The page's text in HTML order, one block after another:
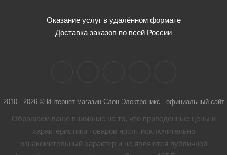
Оказание услуг в удалённом формате
Доставка заказов по всей России
2010 - 2026 © Интернет-магазин Слон-Электроникс - официальный сайт
Обращаем ваше внимание на то, что приведенные цены и
характеристики товaров носят исключительно
ознакомительный характер и не являются публичной